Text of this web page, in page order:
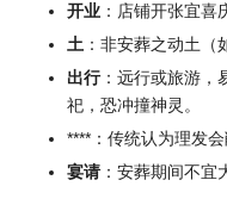
开业 ：店铺开张宜喜
土 ：非安葬之动土（
出行：远行或旅游，
祀，恐冲撞神灵。
****：传统认为理发会
宴请：安葬期间不宜